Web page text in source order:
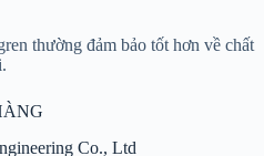
thường đảm bảo tốt hơn về chất
Co., Ltd